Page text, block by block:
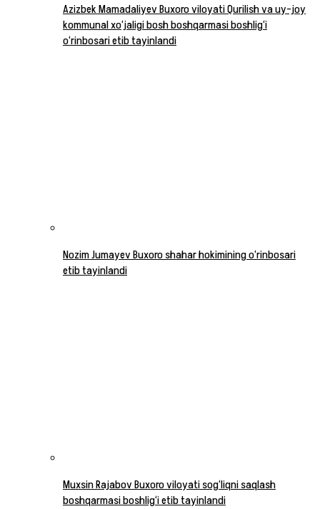
Azizbek Mamadaliyev Buxoro viloyati Qurilish va uy-joy
kommunal xo‘jaligi bosh boshqarmasi boshlig‘i
o‘rinbosari etib tayinlandi
Nozim Jumayev Buxoro shahar hokimining o‘rinbosari
etib tayinlandi
Muxsin Rajabov Buxoro viloyati sog‘liqni saqlash
boshqarmasi boshlig‘i etib tayinlandi